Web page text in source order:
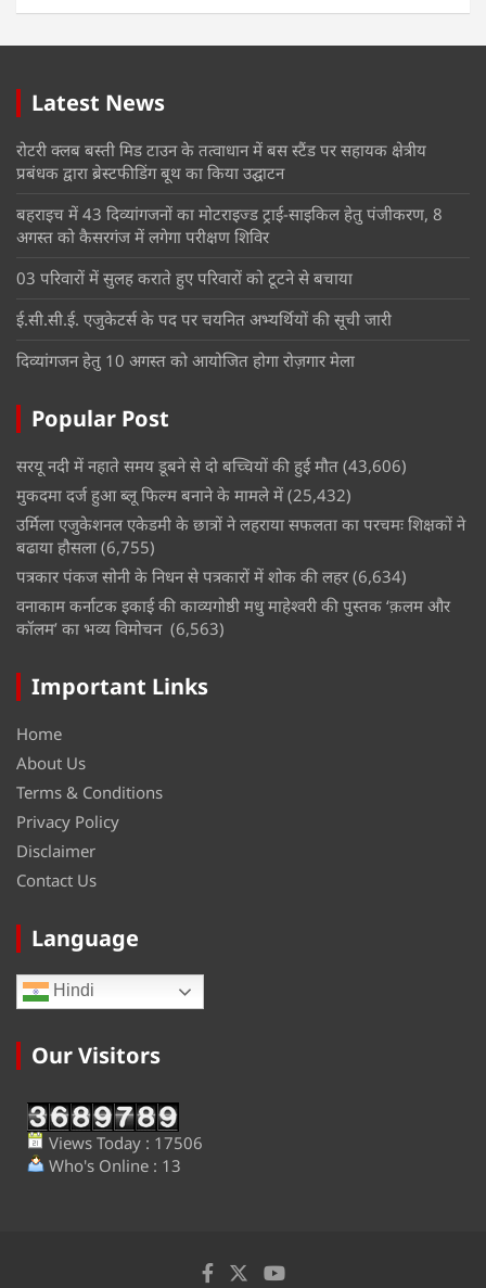
Latest News
रोटरी क्लब बस्ती मिड टाउन के तत्वाधान में बस स्टैंड पर सहायक क्षेत्रीय
प्रबंधक द्वारा ब्रेस्टफीडिंग बूथ का किया उद्घाटन
बहराइच में 43 दिव्यांगजनों का मोटराइज्ड ट्राई-साइकिल हेतु पंजीकरण, 8
अगस्त को कैसरगंज में लगेगा परीक्षण शिविर
03 परिवारों में सुलह कराते हुए परिवारों को टूटने से बचाया
ई.सी.सी.ई. एजुकेटर्स के पद पर चयनित अभ्यर्थियों की सूची जारी
दिव्यांगजन हेतु 10 अगस्त को आयोजित होगा रोज़गार मेला
Popular Post
सरयू नदी में नहाते समय डूबने से दो बच्चियों की हुई मौत (43,606)
मुकदमा दर्ज हुआ ब्लू फिल्म बनाने के मामले में (25,432)
उर्मिला एजुकेशनल एकेडमी के छात्रों ने लहराया सफलता का परचमः शिक्षकों ने
बढाया हौसला (6,755)
पत्रकार पंकज सोनी के निधन से पत्रकारों में शोक की लहर (6,634)
वनाकाम कर्नाटक इकाई की काव्यगोष्ठी मधु माहेश्वरी की पुस्तक ‘क़लम और
कॉलम’ का भव्य विमोचन (6,563)
Important Links
Home
About Us
Terms & Conditions
Privacy Policy
Disclaimer
Contact Us
Language
Hindi
Our Visitors
Views Today : 17506
Who's Online : 13